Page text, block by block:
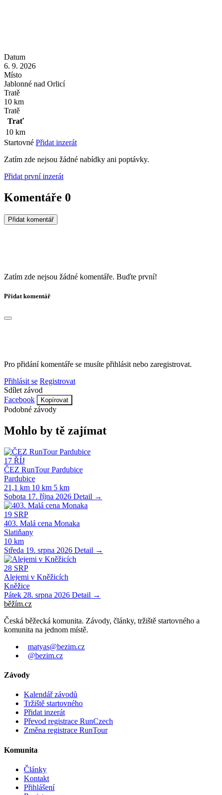
Datum
6. 9. 2026
Místo
Jablonné nad Orlicí
Tratě
10 km
Tratě
Trať
10 km
Startovné Přidat inzerát
Zatím zde nejsou žádné nabídky ani poptávky.
Přidat první inzerát
Komentáře 0
Přidat komentář
Zatím zde nejsou žádné komentáře. Buďte první!
Přidat komentář
Pro přidání komentáře se musíte přihlásit nebo zaregistrovat.
Přihlásit se Registrovat
Sdílet závod
Facebook
Kopírovat
Podobné závody
Mohlo by tě zajímat
17 ŘÍJ
ČEZ RunTour Pardubice
Pardubice
21,1 km 10 km 5 km
Sobota 17. října 2026 Detail →
19 SRP
403. Malá cena Monaka
Slatiňany
10 km
Středa 19. srpna 2026 Detail →
28 SRP
Alejemi v Kněžicích
Kněžice
Pátek 28. srpna 2026 Detail →
běžím.cz
Česká běžecká komunita. Závody, články, tržiště startovného a
komunita na jednom místě.
matyas@bezim.cz
@bezim.cz
Závody
Kalendář závodů
Tržiště startovného
Přidat inzerát
Převod registrace RunCzech
Změna registrace RunTour
Komunita
Články
Kontakt
Přihlášení